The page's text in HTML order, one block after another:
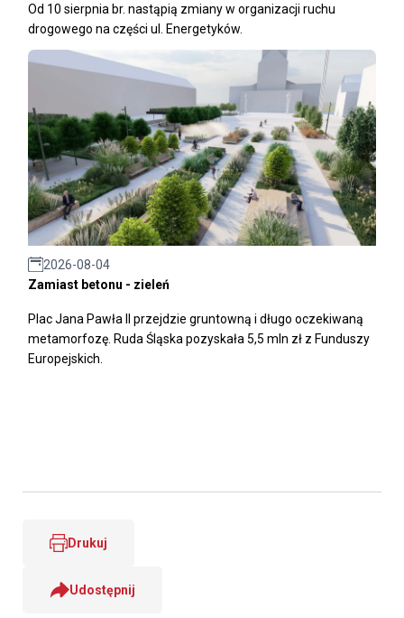
Od 10 sierpnia br. nastąpią zmiany w organizacji ruchu
drogowego na części ul. Energetyków.
2026-08-04
Zamiast betonu - zieleń
Plac Jana Pawła II przejdzie gruntowną i długo oczekiwaną
metamorfozę. Ruda Śląska pozyskała 5,5 mln zł z Funduszy
Europejskich.
Drukuj
Udostępnij